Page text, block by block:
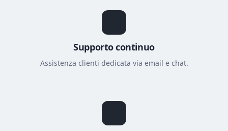
Supporto continuo
Assistenza clienti dedicata via email e chat.